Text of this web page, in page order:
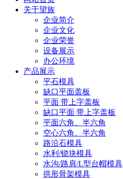
关于望族
企业简介
企业文化
企业荣誉
设备展示
办公环境
产品展示
平石模具
缺口平面盖板
平面 带上字盖板
缺口平面 带上字盖板
平面六角、半六角
空心六角、半六角
路沿石模具
水利/锁块模具
水沟/路肩/L型台帽模具
拱形骨架模具